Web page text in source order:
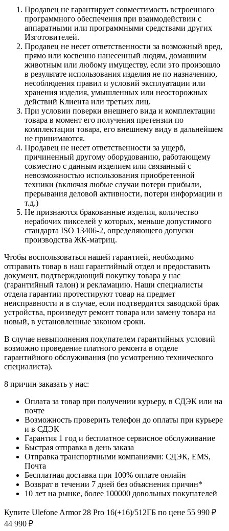
Продавец не гарантирует совместимость встроенного
программного обеспечения при взаимодействии с
аппаратными или программными средствами других
Изготовителей.
Продавец не несет ответственности за возможный вред,
прямо или косвенно нанесенный людям, домашним
животным или любому имуществу, если это произошло
в результате использования изделия не по назначению,
несоблюдения правил и условий эксплуатации или
хранения изделия, умышленных или неосторожных
действий Клиента или третьих лиц.
При условии поверки внешнего вида и комплектации
товара в момент его получения претензии по
комплектации товара, его внешнему виду в дальнейшем
не принимаются.
Продавец не несет ответственности за ущерб,
причиненный другому оборудованию, работающему
совместно с данным изделием или связанный с
невозможностью использования приобретенной
техники (включая любые случаи потери прибыли,
прерывания деловой активности, потери информации и
т.д.)
Не признаются бракованные изделия, количество
нерабочих пикселей у которых, меньше допустимого
стандарта ISO 13406-2, определяющего допуски
производства ЖК-матриц.
Чтобы воспользоваться нашей гарантией, необходимо
отправить товар в наш гарантийный отдел и предоставить
документ, подтверждающий покупку товара у нас
(гарантийный талон) и рекламацию. Наши специалисты
отдела гарантии протестируют товар на предмет
неисправности и в случае, если подтвердится заводской брак
устройства, произведут ремонт товара или замену товара на
новый, в установленные законом сроки.
В случае невыполнения покупателем гарантийных условий
возможно проведение платного ремонта в отделе
гарантийного обслуживания (по усмотрению технического
специалиста).
8 причин заказать у нас:
Оплата за товар при получении курьеру, в СДЭК или на
почте
Возможность проверить телефон до оплаты при курьере
и в СДЭК
Гарантия 1 год и бесплатное сервисное обслуживание
Быстрая отправка в день заказа
Отправка транспортными компаниями: СДЭК, EMS,
Почта
Бесплатная доставка при 100% оплате онлайн
Возврат в течении 7 дней без объяснения причин*
10 лет на рынке, более 100000 довольных покупателей
Купите Ulefone Armor 28 Pro 16(+16)/512ГБ по цене 55 990 ₽
44 990 ₽